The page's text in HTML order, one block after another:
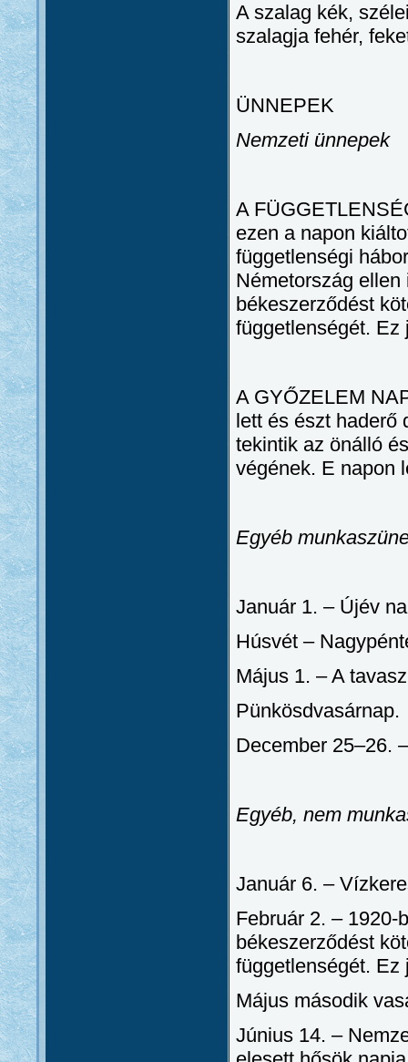
A szalag kék,
szalagja fehér,
ÜNNEPEK
Nemzeti ünnepek
A
ezen a napon
függetlenségi
Németország
békeszerződést
függetlenségét. Ez
A GYŐZELEM
lett és észt
tekintik az önálló
végének. E napon
Egyéb
Január 1. – Újév
Húsvét –
Május 1. – A
Pünkösdvasárnap.
December 25–26.
Egyéb, nem
Január 6. –
Február 2. – 1920-
békeszerződést
függetlenségét. Ez
Május második
Június 14. –